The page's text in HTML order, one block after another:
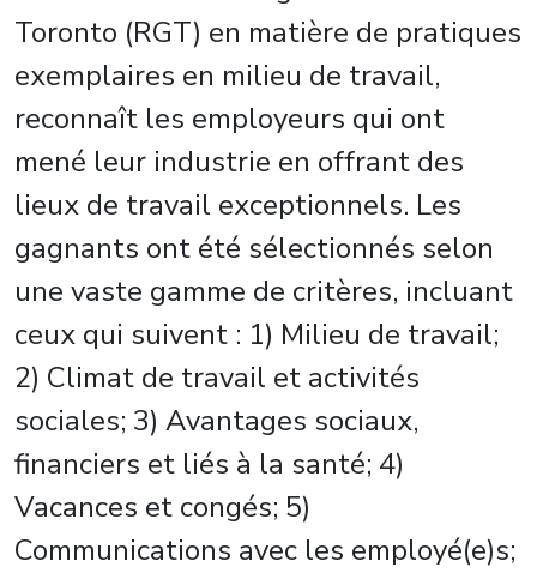
Toronto (RGT) en matière de pratiques
exemplaires en milieu de travail,
reconnaît les employeurs qui ont
mené leur industrie en offrant des
lieux de travail exceptionnels. Les
gagnants ont été sélectionnés selon
une vaste gamme de critères, incluant
ceux qui suivent : 1) Milieu de travail;
2) Climat de travail et activités
sociales; 3) Avantages sociaux,
financiers et liés à la santé; 4)
Vacances et congés; 5)
Communications avec les employé(e)s;